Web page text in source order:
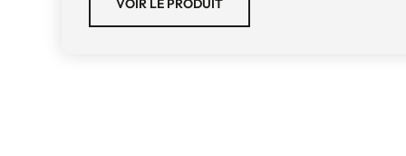
VOIR LE PRODUIT